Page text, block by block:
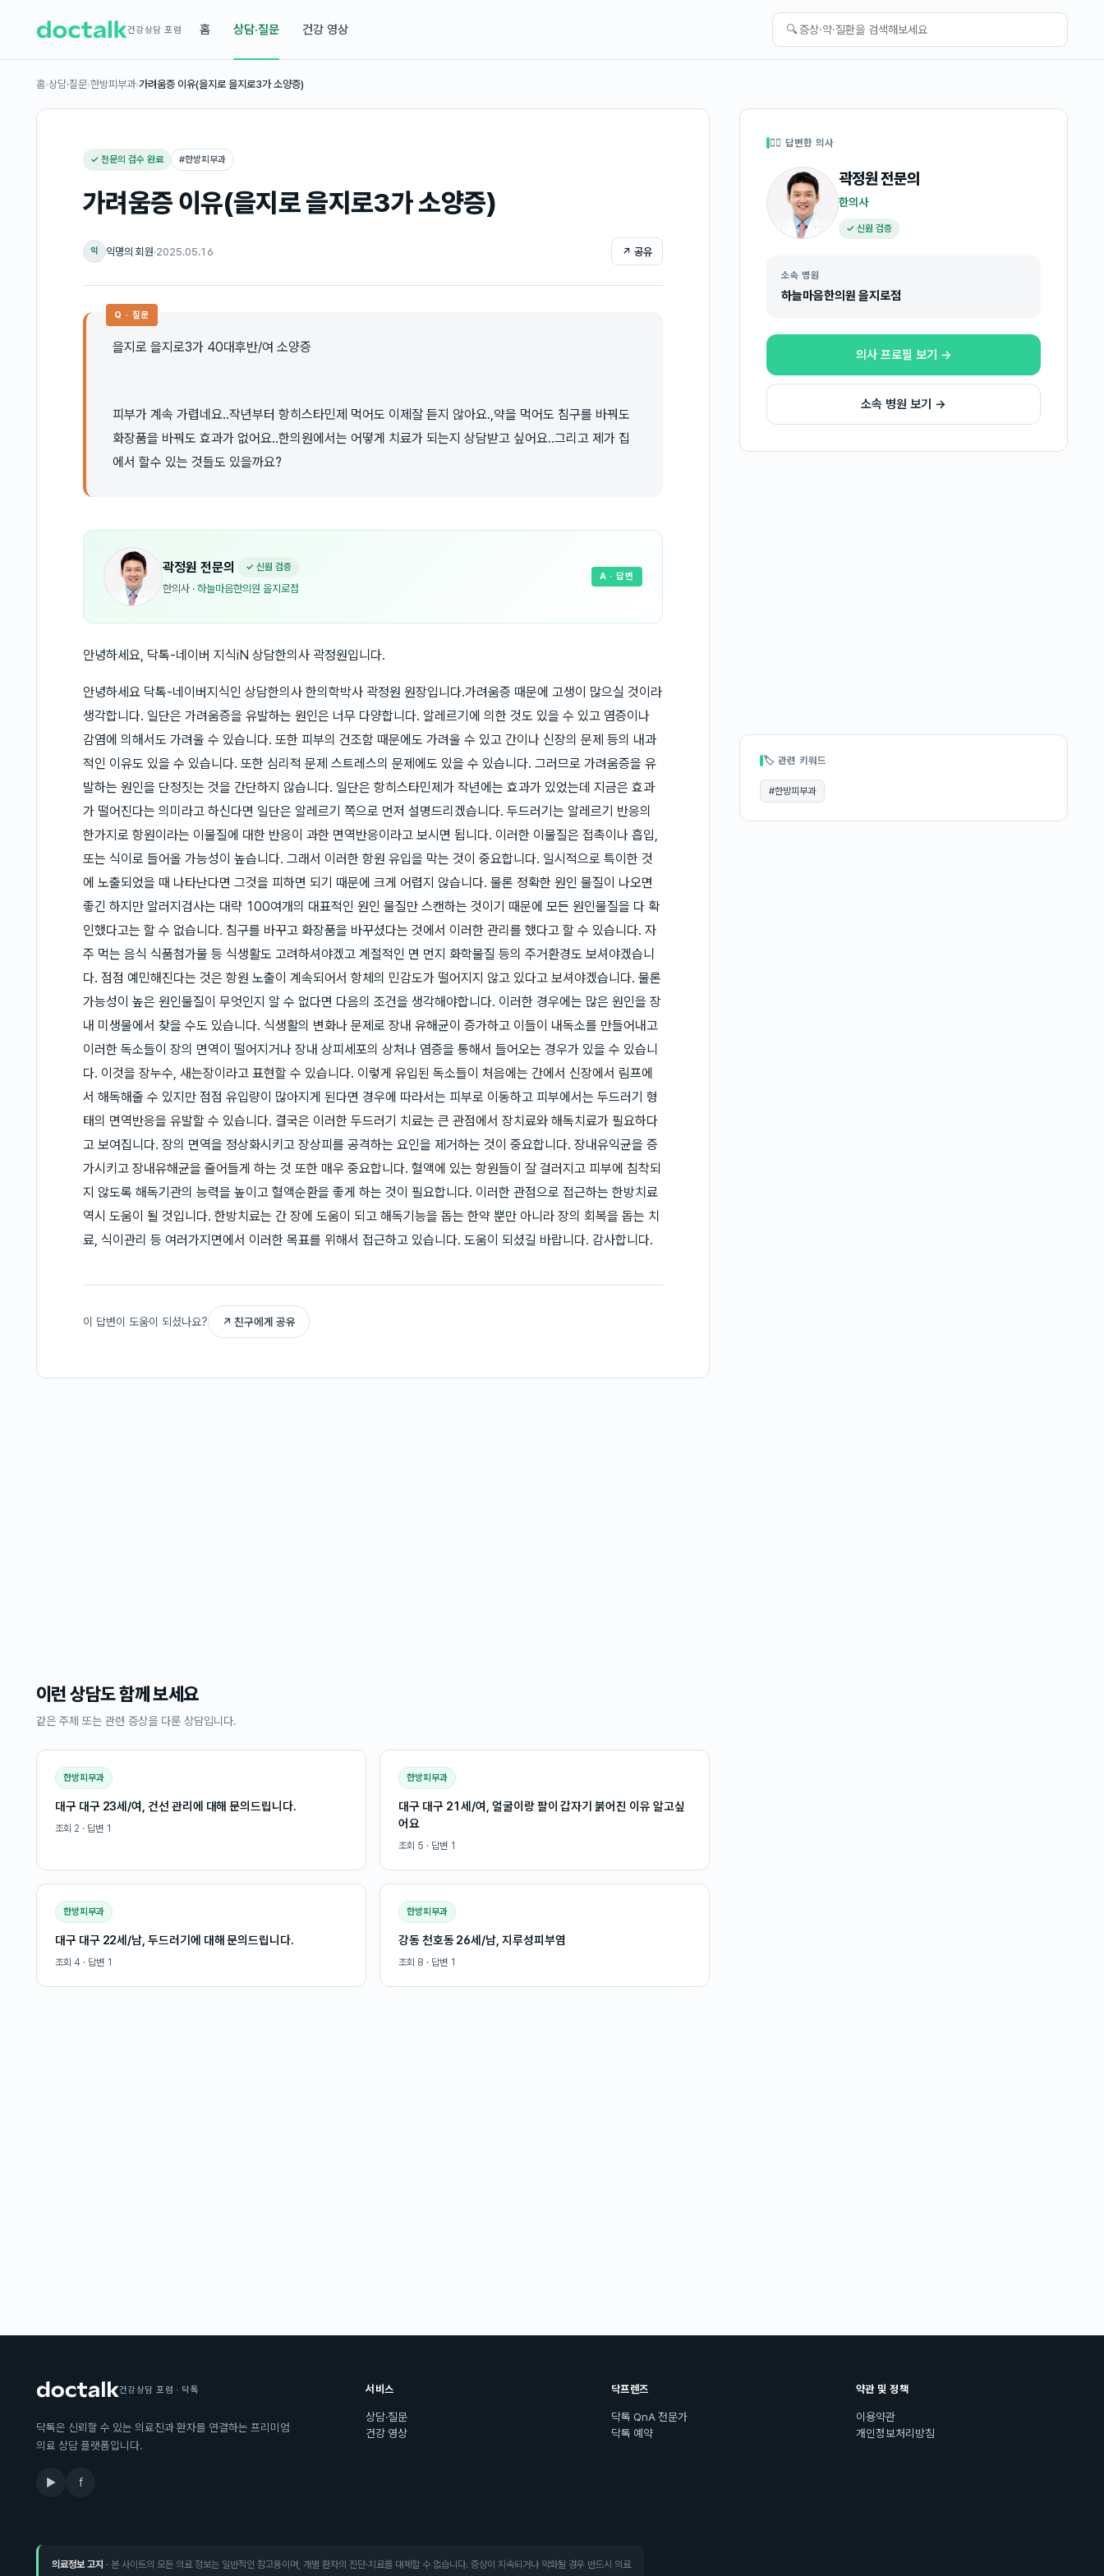
건강상담 포럼 홈 상담·질문 건강 영상 🔍
홈›상담·질문›한방피부과›가려움증 이유(을지로 을지로3가 소양증)
✓ 전문의 검수 완료 #한방피부과
가려움증 이유(을지로 을지로3가 소양증)
익 익명의 회원·2025.05.16 ↗ 공유
Q · 질문
을지로 을지로3가 40대후반/여 소양증
피부가 계속 가렵네요..작년부터 항히스타민제 먹어도 이제잘 듣지 않아요.,약을 먹어도 침구를 바꿔도
화장품을 바꿔도 효과가 없어요..한의원에서는 어떻게 치료가 되는지 상담받고 싶어요..그리고 제가 집
에서 할수 있는 것들도 있을까요?
곽정원 전문의 ✓ 신원 검증
한의사 · 하늘마음한의원 을지로점
A · 답변
안녕하세요, 닥톡-네이버 지식iN 상담한의사 곽정원입니다.
안녕하세요 닥톡-네이버지식인 상담한의사 한의학박사 곽정원 원장입니다.가려움증 때문에 고생이 많으실 것이라
생각합니다. 일단은 가려움증을 유발하는 원인은 너무 다양합니다. 알레르기에 의한 것도 있을 수 있고 염증이나
감염에 의해서도 가려울 수 있습니다. 또한 피부의 건조함 때문에도 가려울 수 있고 간이나 신장의 문제 등의 내과
적인 이유도 있을 수 있습니다. 또한 심리적 문제 스트레스의 문제에도 있을 수 있습니다. 그러므로 가려움증을 유
발하는 원인을 단정짓는 것을 간단하지 않습니다. 일단은 항히스타민제가 작년에는 효과가 있었는데 지금은 효과
가 떨어진다는 의미라고 하신다면 일단은 알레르기 쪽으로 먼저 설명드리겠습니다. 두드러기는 알레르기 반응의
한가지로 항원이라는 이물질에 대한 반응이 과한 면역반응이라고 보시면 됩니다. 이러한 이물질은 접촉이나 흡입,
또는 식이로 들어올 가능성이 높습니다. 그래서 이러한 항원 유입을 막는 것이 중요합니다. 일시적으로 특이한 것
에 노출되었을 때 나타난다면 그것을 피하면 되기 때문에 크게 어렵지 않습니다. 물론 정확한 원인 물질이 나오면
좋긴 하지만 알러지검사는 대략 100여개의 대표적인 원인 물질만 스캔하는 것이기 때문에 모든 원인물질을 다 확
인했다고는 할 수 없습니다. 침구를 바꾸고 화장품을 바꾸셨다는 것에서 이러한 관리를 했다고 할 수 있습니다. 자
주 먹는 음식 식품첨가물 등 식생활도 고려하셔야겠고 계절적인 면 먼지 화학물질 등의 주거환경도 보셔야겠습니
다. 점점 예민해진다는 것은 항원 노출이 계속되어서 항체의 민감도가 떨어지지 않고 있다고 보셔야겠습니다. 물론
가능성이 높은 원인물질이 무엇인지 알 수 없다면 다음의 조건을 생각해야합니다. 이러한 경우에는 많은 원인을 장
내 미생물에서 찾을 수도 있습니다. 식생활의 변화나 문제로 장내 유해균이 증가하고 이들이 내독소를 만들어내고
이러한 독소들이 장의 면역이 떨어지거나 장내 상피세포의 상처나 염증을 통해서 들어오는 경우가 있을 수 있습니
다. 이것을 장누수, 새는장이라고 표현할 수 있습니다. 이렇게 유입된 독소들이 처음에는 간에서 신장에서 림프에
서 해독해줄 수 있지만 점점 유입량이 많아지게 된다면 경우에 따라서는 피부로 이동하고 피부에서는 두드러기 형
태의 면역반응을 유발할 수 있습니다. 결국은 이러한 두드러기 치료는 큰 관점에서 장치료와 해독치료가 필요하다
고 보여집니다. 장의 면역을 정상화시키고 장상피를 공격하는 요인을 제거하는 것이 중요합니다. 장내유익균을 증
가시키고 장내유해균을 줄어들게 하는 것 또한 매우 중요합니다. 혈액에 있는 항원들이 잘 걸러지고 피부에 침착되
지 않도록 해독기관의 능력을 높이고 혈액순환을 좋게 하는 것이 필요합니다. 이러한 관점으로 접근하는 한방치료
역시 도움이 될 것입니다. 한방치료는 간 장에 도움이 되고 해독기능을 돕는 한약 뿐만 아니라 장의 회복을 돕는 치
료, 식이관리 등 여러가지면에서 이러한 목표를 위해서 접근하고 있습니다. 도움이 되셨길 바랍니다. 감사합니다.
이 답변이 도움이 되셨나요? ↗ 친구에게 공유
이런 상담도 함께 보세요
같은 주제 또는 관련 증상을 다룬 상담입니다.
한방피부과
대구 대구 23세/여, 건선 관리에 대해 문의드립니다.
조회 2 · 답변 1
한방피부과
대구 대구 21세/여, 얼굴이랑 팔이 갑자기 붉어진 이유 알고싶
어요
조회 5 · 답변 1
한방피부과
대구 대구 22세/남, 두드러기에 대해 문의드립니다.
조회 4 · 답변 1
한방피부과
강동 천호동 26세/남, 지루성피부염
조회 8 · 답변 1
👩‍⚕️ 답변한 의사
곽정원전문의
한의사
✓ 신원 검증
소속 병원
하늘마음한의원 을지로점
의사 프로필 보기 →
소속 병원 보기 →
🏷 관련 키워드
#한방피부과
건강상담 포럼 · 닥톡
닥톡은 신뢰할 수 있는 의료진과 환자를 연결하는 프리미엄
의료 상담 플랫폼입니다.
▶ f
서비스
상담·질문
건강 영상
닥프렌즈
닥톡 QnA 전문가
닥톡 예약
약관 및 정책
이용약관
개인정보처리방침
의료정보 고지 · 본 사이트의 모든 의료 정보는 일반적인 참고용이며, 개별 환자의 진단·치료를 대체할 수 없습니다. 증상이 지속되거나 악화될 경우 반드시 의료